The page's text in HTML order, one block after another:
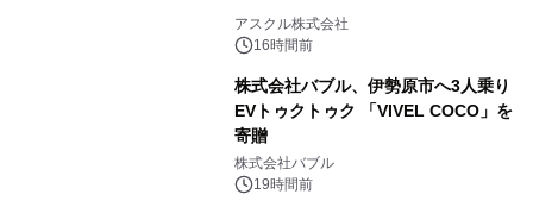
アスクル株式会社
16時間前
株式会社バブル、伊勢原市へ3人乗り
EVトゥクトゥク 「VIVEL COCO」を
寄贈
株式会社バブル
19時間前